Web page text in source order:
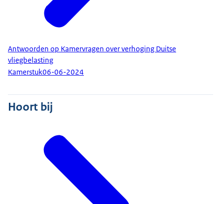
Antwoorden op Kamervragen over verhoging Duitse
vliegbelasting
Kamerstuk06-06-2024
Hoort bij